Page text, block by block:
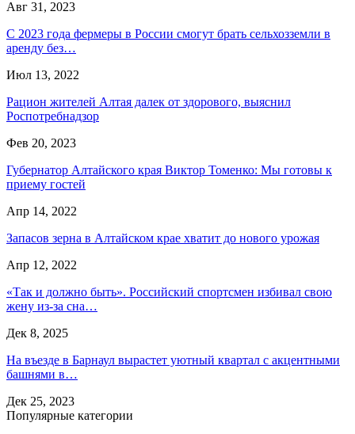
Авг 31, 2023
С 2023 года фермеры в России смогут брать сельхозземли в
аренду без…
Июл 13, 2022
Рацион жителей Алтая далек от здорового, выяснил
Роспотребнадзор
Фев 20, 2023
Губернатор Алтайского края Виктор Томенко: Мы готовы к
приему гостей
Апр 14, 2022
Запасов зерна в Алтайском крае хватит до нового урожая
Апр 12, 2022
«Так и должно быть». Российский спортсмен избивал свою
жену из-за сна…
Дек 8, 2025
На въезде в Барнаул вырастет уютный квартал с акцентными
башнями в…
Дек 25, 2023
Популярные категории